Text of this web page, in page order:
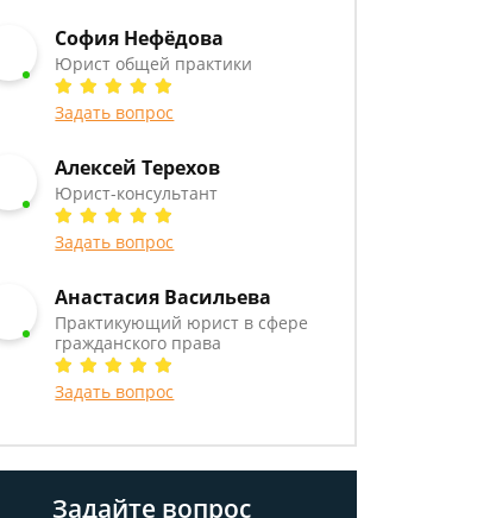
София Нефёдова
Юрист общей практики
Задать вопрос
Алексей Терехов
Юрист-консультант
Задать вопрос
Анастасия Васильева
Практикующий юрист в сфере
гражданского права
Задать вопрос
Задайте вопрос